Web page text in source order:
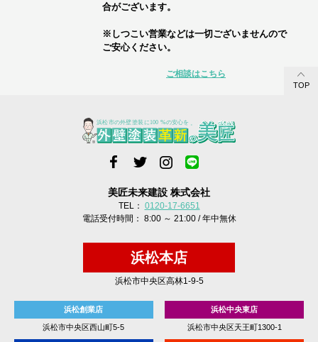
合がございます。
※しつこい営業などは一切ございませんので
ご安心ください。
ご相談はこちら
TOP
美匠未来建設 株式会社
TEL： 0120-17-6651
電話受付時間： 8:00 ～ 21:00 / 年中無休
浜松本店
浜松市中央区高林1-9-5
浜松創業店
浜松市中央区西山町5-5
浜松中央東店
浜松市中央区天王町1300-1